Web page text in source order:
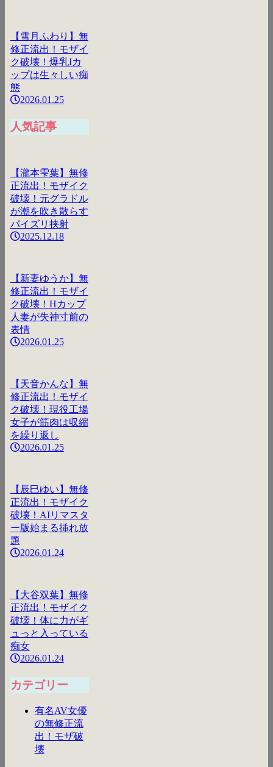
【雪月ふわり】無
修正流出！モザイ
ク破壊！爆乳Iカ
ップは生々しい痴
態
2026.01.25
人気記事
【瀧本雫葉】無修
正流出！モザイク
破壊！元グラドル
が潮を吹き散らす
パイズリ挟射
2025.12.18
【新妻ゆうか】無
修正流出！モザイ
ク破壊！Hカップ
人妻が失神寸前の
表情
2026.01.25
【天音かんな】無
修正流出！モザイ
ク破壊！現役工場
女子が筋肉は収縮
を繰り返し
2026.01.25
【辰巳ゆい】無修
正流出！モザイク
破壊！AIリマスタ
ー版始まる挿れ放
題
2026.01.24
【大谷双葉】無修
正流出！モザイク
破壊！体に力がギ
ュっと入っている
痴女
2026.01.24
カテゴリー
有名AV女優
の無修正流
出！モザ破
壊